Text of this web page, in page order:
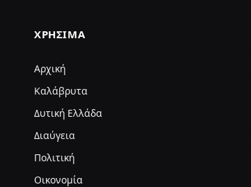
ΧΡΉΣΙΜΑ
Αρχική
Καλάβρυτα
Δυτική Ελλάδα
Διαύγεια
Πολιτική
Οικονομία